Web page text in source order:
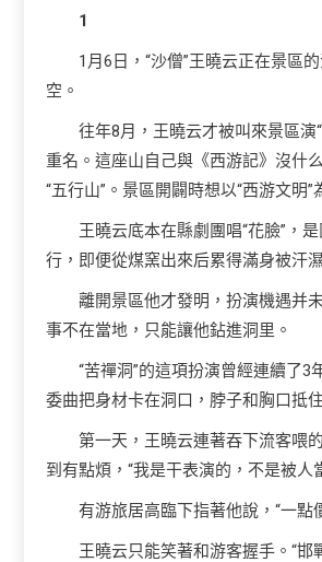
1
1月6日，“沙僧”王曉云正在景區
空。
往年8月，王曉云才被叫來景區演
重名。這座山自己與《西游記》沒什
“五行山”。景區開闢時想以“西游文明
王曉云底本在縣劇團唱“花臉”，
行，即便從煤窯出來后累得滿身被汗
離開景區他才發明，扮演機遇并
事不在當地，只能讓他鉆進洞里。
“苦禪洞”的這項扮演曾經連續了
委曲把身材卡在洞口，脖子和胸口抵
第一天，王曉云連著吞下流客喂
到有點煩，“我是干表演的，不是被人
有游旅居高臨下指著他說，“一點
王曉云只能笑著和游客握手。“邯